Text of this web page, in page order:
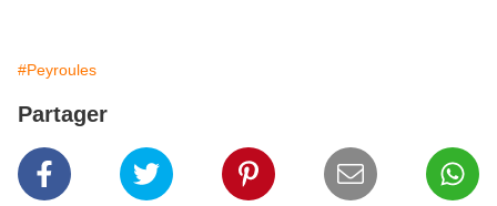
#Peyroules
Partager